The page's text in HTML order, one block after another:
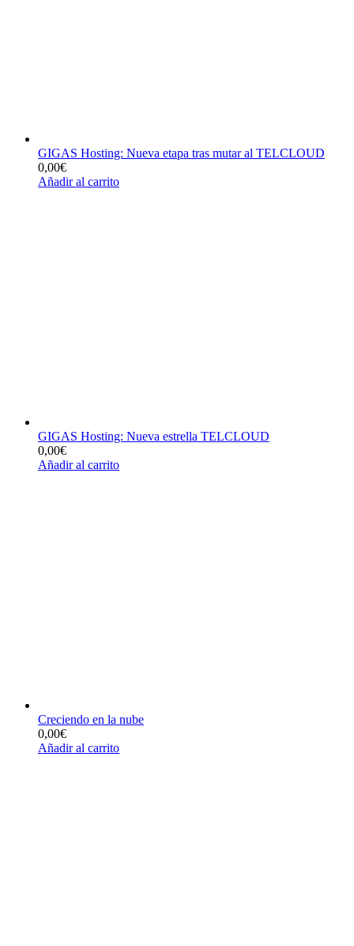
GIGAS Hosting: Nueva etapa tras mutar al TELCLOUD
0,00€
Añadir al carrito
GIGAS Hosting: Nueva estrella TELCLOUD
0,00€
Añadir al carrito
Creciendo en la nube
0,00€
Añadir al carrito